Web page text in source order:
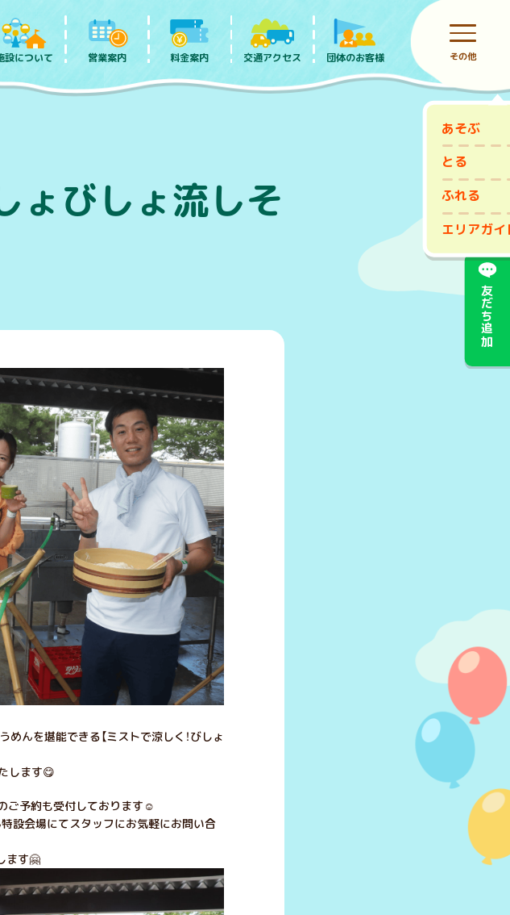
設について
あそぶ
とる
ふれる
エリアガイ
営業案内 料金案内 交通アクセス 団体のお客様 その他
前売りチケット
友だち追加
ょびしょ流しそ
んを堪能できる【ミストで涼しく！びしょ
します😋
ご予約も受付しております☺️
設会場にてスタッフにお気軽にお問い合
ます🤗